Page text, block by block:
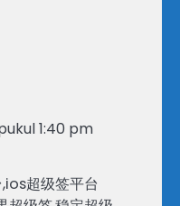
1:40 pm
超级签平台